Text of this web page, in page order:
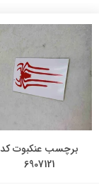
برچسب عنکبوت کد
6907121